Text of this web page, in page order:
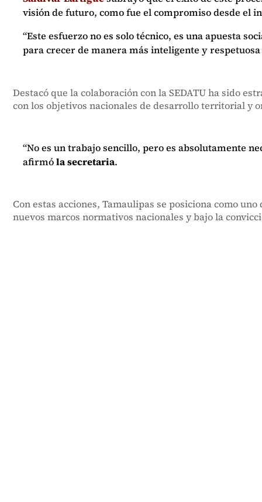
visión de futuro, como fue el compromiso desde el
“Este esfuerzo no es solo técnico, es una apuesta
para crecer de manera más inteligente y
Destacó que la colaboración con la SEDATU ha sido
con los objetivos nacionales de desarrollo territorial y
“No es un trabajo sencillo, pero es absolutamente
afirmóla secretaria.
Con estas acciones, Tamaulipas se posiciona como
nuevos marcos normativos nacionales y bajo la